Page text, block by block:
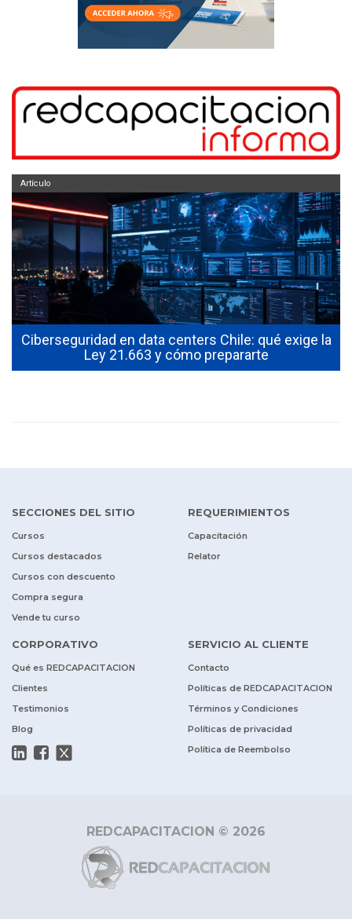
Ciberseguridad en data centers Chile: qué exige la
Ley 21.663 y cómo prepararte
Artículo
SECCIONES DEL SITIO
Cursos
Cursos destacados
Cursos con descuento
Compra segura
Vende tu curso
REQUERIMIENTOS
Capacitación
Relator
CORPORATIVO
Qué es REDCAPACITACION
Clientes
Testimonios
Blog
SERVICIO AL CLIENTE
Contacto
Políticas de REDCAPACITACION
Términos y Condiciones
Políticas de privacidad
Política de Reembolso
REDCAPACITACION © 2026